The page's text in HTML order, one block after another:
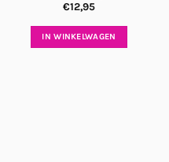
€12,95
IN WINKELWAGEN